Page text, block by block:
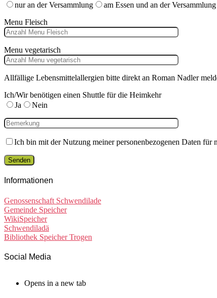
nur an der Versammlung
am Essen und an der Versammlung
Menu Fleisch
Menu vegetarisch
Allfällige Lebensmittelallergien bitte direkt an Roman Nadler
Ich/Wir benötigen einen Shuttle für die Heimkehr
Ja
Nein
Ich bin mit der Nutzung meiner personenbezogenen Daten für
Informationen
Genossenschaft Schwendilade
Gemeinde Speicher
WikiSpeicher
Schwendiladä
Bibliothek Speicher Trogen
Social Media
Opens in a new tab